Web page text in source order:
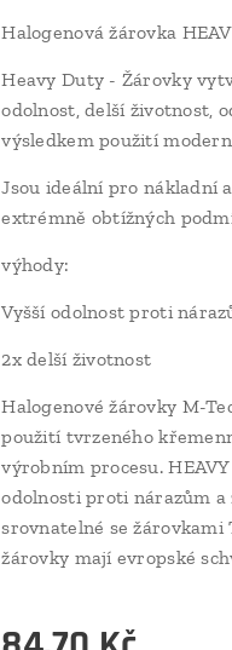
Halogenová žárovka
Heavy Duty - Žárovky
odolnost, delší životnost,
výsledkem použití
Jsou ideální pro nákladní
extrémně obtížných
výhody:
Vyšší odolnost proti
2x delší životnost
Halogenové žárovky M-
použití tvrzeného
výrobním procesu.
odolnosti proti nárazům
srovnatelné se žárovkami
žárovky mají evropské